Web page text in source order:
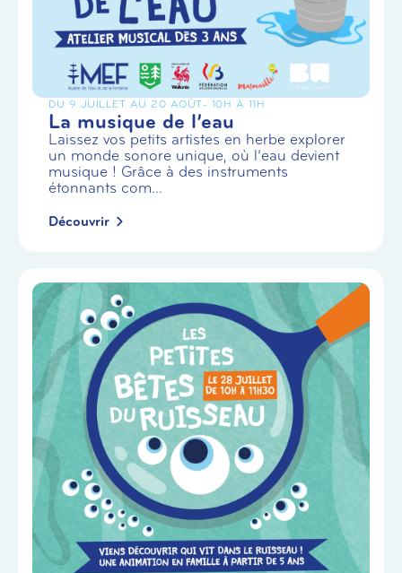
DU 9 JUILLET AU 20 AOÛT- 10H À 11H
La musique de l’eau
Laissez vos petits artistes en herbe explorer
un monde sonore unique, où l’eau devient
musique ! Grâce à des instruments
étonnants com...
Découvrir